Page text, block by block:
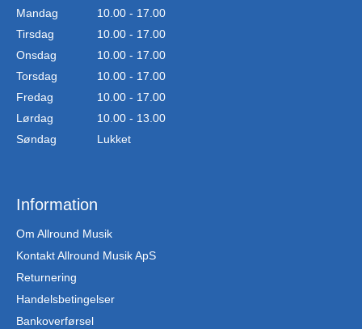
Mandag
10.00 - 17.00
Tirsdag
10.00 - 17.00
Onsdag
10.00 - 17.00
Torsdag
10.00 - 17.00
Fredag
10.00 - 17.00
Lørdag
10.00 - 13.00
Søndag
Lukket
Information
Om Allround Musik
Kontakt Allround Musik ApS
Returnering
Handelsbetingelser
Bankoverførsel